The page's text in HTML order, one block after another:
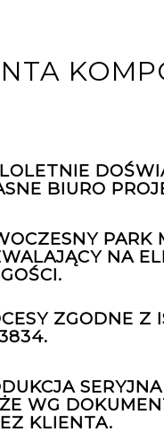
BIURO
PARK
NA
ZGODNE Z
WG
KLIENTA.